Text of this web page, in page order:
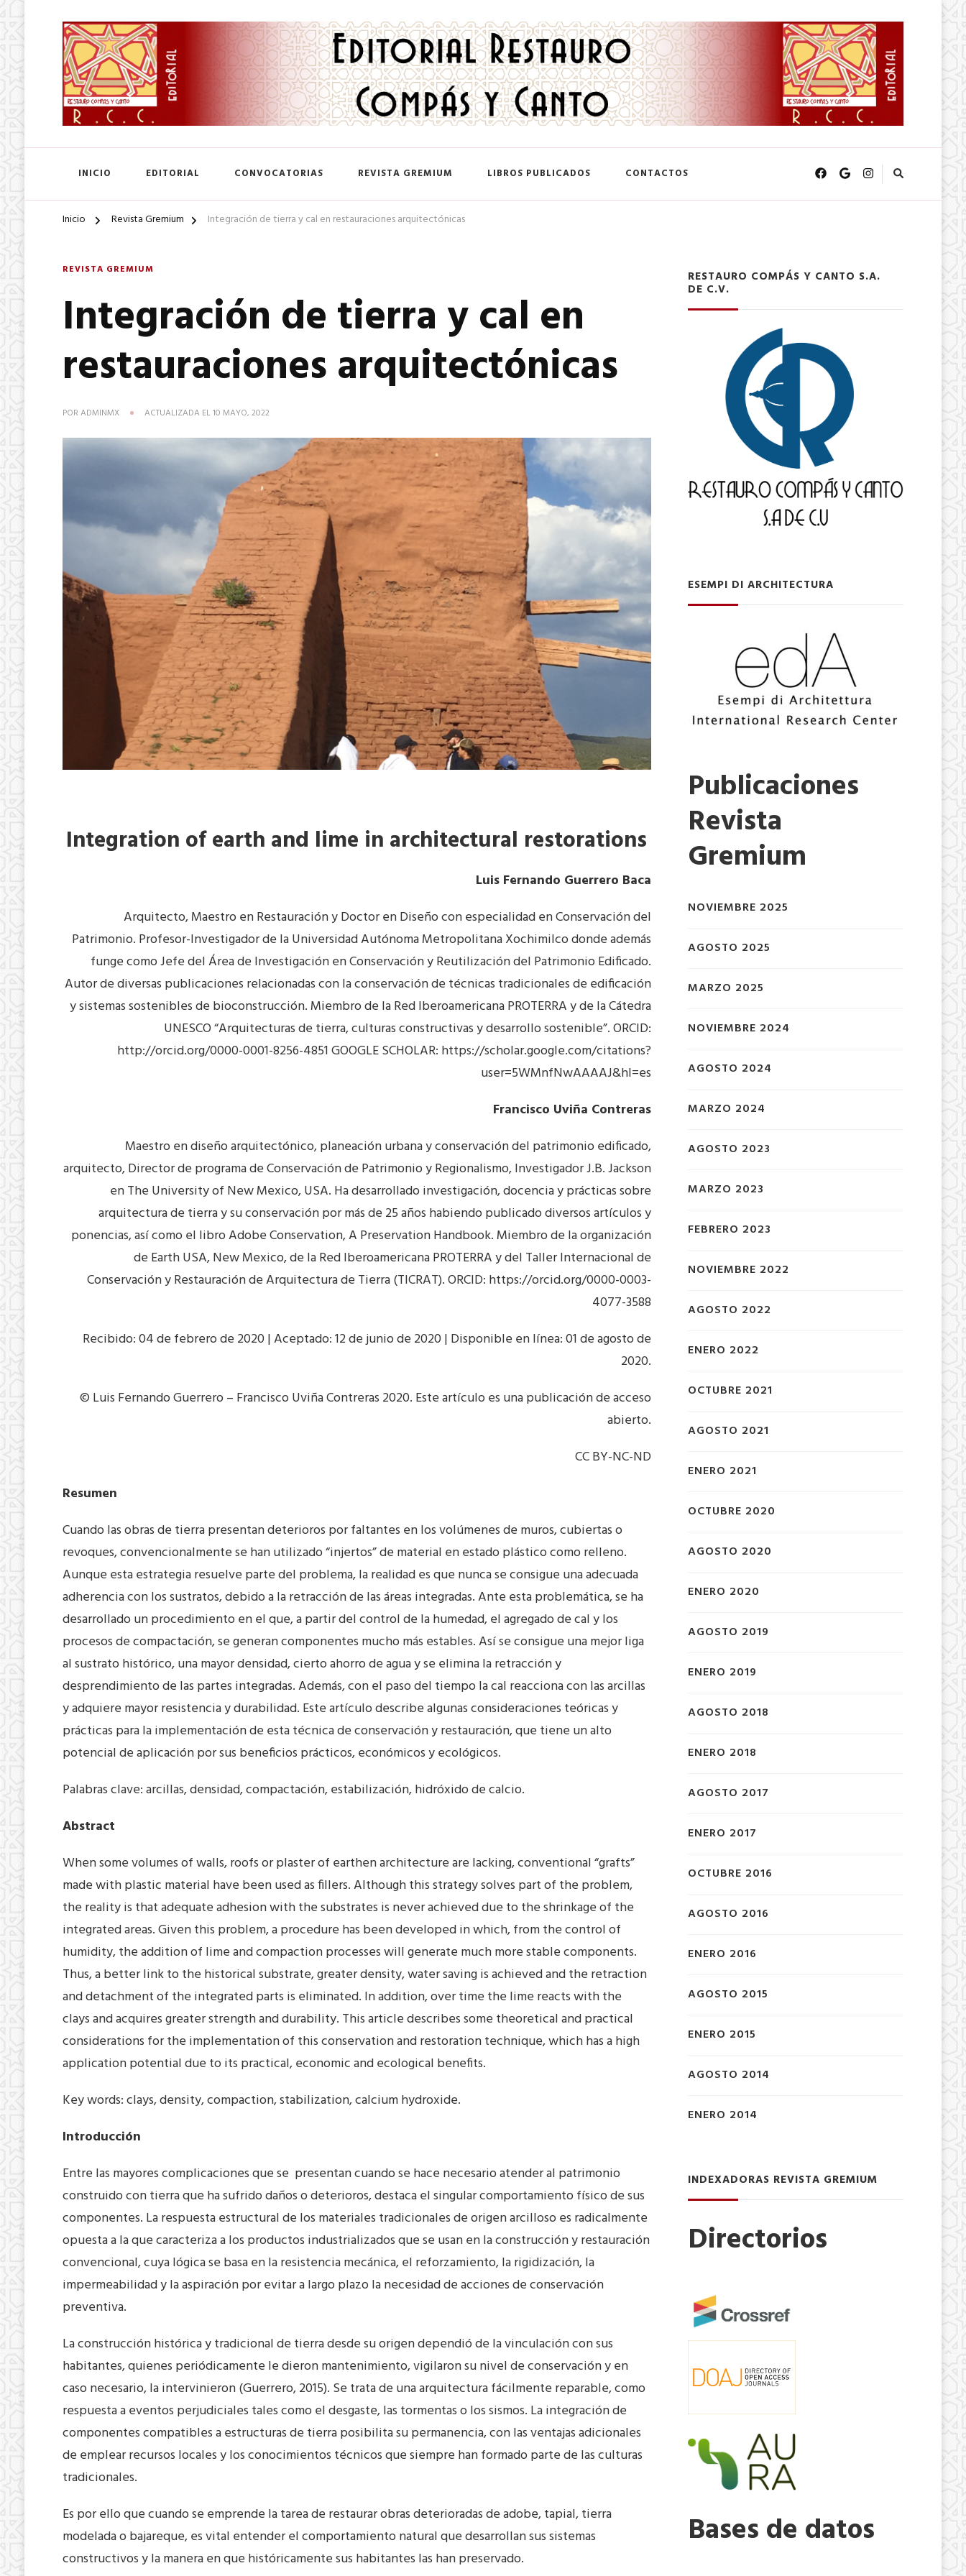
INICIO EDITORIAL CONVOCATORIAS REVISTA GREMIUM LIBROS PUBLICADOS CONTACTOS
Inicio Revista Gremium Integración de tierra y cal en restauraciones arquitectónicas
REVISTA GREMIUM
Integración de tierra y cal en
restauraciones arquitectónicas
POR ADMINMX ACTUALIZADA EL10 MAYO, 2022
Integration of earth and lime in architectural restorations
Luis Fernando Guerrero Baca
Arquitecto, Maestro en Restauración y Doctor en Diseño con especialidad en Conservación del
Patrimonio. Profesor-Investigador de la Universidad Autónoma Metropolitana Xochimilco donde además
funge como Jefe del Área de Investigación en Conservación y Reutilización del Patrimonio Edificado.
Autor de diversas publicaciones relacionadas con la conservación de técnicas tradicionales de edificación
y sistemas sostenibles de bioconstrucción. Miembro de la Red Iberoamericana PROTERRA y de la Cátedra
UNESCO “Arquitecturas de tierra, culturas constructivas y desarrollo sostenible”. ORCID:
http://orcid.org/0000-0001-8256-4851 GOOGLE SCHOLAR: https://scholar.google.com/citations?
user=5WMnfNwAAAAJ&hl=es
Francisco Uviña Contreras
Maestro en diseño arquitectónico, planeación urbana y conservación del patrimonio edificado,
arquitecto, Director de programa de Conservación de Patrimonio y Regionalismo, Investigador J.B. Jackson
en The University of New Mexico, USA. Ha desarrollado investigación, docencia y prácticas sobre
arquitectura de tierra y su conservación por más de 25 años habiendo publicado diversos artículos y
ponencias, así como el libro Adobe Conservation, A Preservation Handbook. Miembro de la organización
de Earth USA, New Mexico, de la Red Iberoamericana PROTERRA y del Taller Internacional de
Conservación y Restauración de Arquitectura de Tierra (TICRAT). ORCID: https://orcid.org/0000-0003-
4077-3588
Recibido: 04 de febrero de 2020 | Aceptado: 12 de junio de 2020 | Disponible en línea: 01 de agosto de
2020.
© Luis Fernando Guerrero – Francisco Uviña Contreras 2020. Este artículo es una publicación de acceso
abierto.
CC BY-NC-ND
Resumen
Cuando las obras de tierra presentan deterioros por faltantes en los volúmenes de muros, cubiertas o
revoques, convencionalmente se han utilizado “injertos” de material en estado plástico como relleno.
Aunque esta estrategia resuelve parte del problema, la realidad es que nunca se consigue una adecuada
adherencia con los sustratos, debido a la retracción de las áreas integradas. Ante esta problemática, se ha
desarrollado un procedimiento en el que, a partir del control de la humedad, el agregado de cal y los
procesos de compactación, se generan componentes mucho más estables. Así se consigue una mejor liga
al sustrato histórico, una mayor densidad, cierto ahorro de agua y se elimina la retracción y
desprendimiento de las partes integradas. Además, con el paso del tiempo la cal reacciona con las arcillas
y adquiere mayor resistencia y durabilidad. Este artículo describe algunas consideraciones teóricas y
prácticas para la implementación de esta técnica de conservación y restauración, que tiene un alto
potencial de aplicación por sus beneficios prácticos, económicos y ecológicos.
Palabras clave: arcillas, densidad, compactación, estabilización, hidróxido de calcio.
Abstract
When some volumes of walls, roofs or plaster of earthen architecture are lacking, conventional “grafts”
made with plastic material have been used as fillers. Although this strategy solves part of the problem,
the reality is that adequate adhesion with the substrates is never achieved due to the shrinkage of the
integrated areas. Given this problem, a procedure has been developed in which, from the control of
humidity, the addition of lime and compaction processes will generate much more stable components.
Thus, a better link to the historical substrate, greater density, water saving is achieved and the retraction
and detachment of the integrated parts is eliminated. In addition, over time the lime reacts with the
clays and acquires greater strength and durability. This article describes some theoretical and practical
considerations for the implementation of this conservation and restoration technique, which has a high
application potential due to its practical, economic and ecological benefits.
Key words: clays, density, compaction, stabilization, calcium hydroxide.
Introducción
Entre las mayores complicaciones que se presentan cuando se hace necesario atender al patrimonio
construido con tierra que ha sufrido daños o deterioros, destaca el singular comportamiento físico de sus
componentes. La respuesta estructural de los materiales tradicionales de origen arcilloso es radicalmente
opuesta a la que caracteriza a los productos industrializados que se usan en la construcción y restauración
convencional, cuya lógica se basa en la resistencia mecánica, el reforzamiento, la rigidización, la
impermeabilidad y la aspiración por evitar a largo plazo la necesidad de acciones de conservación
preventiva.
La construcción histórica y tradicional de tierra desde su origen dependió de la vinculación con sus
habitantes, quienes periódicamente le dieron mantenimiento, vigilaron su nivel de conservación y en
caso necesario, la intervinieron (Guerrero, 2015). Se trata de una arquitectura fácilmente reparable, como
respuesta a eventos perjudiciales tales como el desgaste, las tormentas o los sismos. La integración de
componentes compatibles a estructuras de tierra posibilita su permanencia, con las ventajas adicionales
de emplear recursos locales y los conocimientos técnicos que siempre han formado parte de las culturas
tradicionales.
Es por ello que cuando se emprende la tarea de restaurar obras deterioradas de adobe, tapial, tierra
modelada o bajareque, es vital entender el comportamiento natural que desarrollan sus sistemas
constructivos y la manera en que históricamente sus habitantes las han preservado.
RESTAURO COMPÁS Y CANTO S.A.
DE C.V.
ESEMPI DI ARCHITECTURA
Publicaciones
Revista
Gremium
NOVIEMBRE 2025
AGOSTO 2025
MARZO 2025
NOVIEMBRE 2024
AGOSTO 2024
MARZO 2024
AGOSTO 2023
MARZO 2023
FEBRERO 2023
NOVIEMBRE 2022
AGOSTO 2022
ENERO 2022
OCTUBRE 2021
AGOSTO 2021
ENERO 2021
OCTUBRE 2020
AGOSTO 2020
ENERO 2020
AGOSTO 2019
ENERO 2019
AGOSTO 2018
ENERO 2018
AGOSTO 2017
ENERO 2017
OCTUBRE 2016
AGOSTO 2016
ENERO 2016
AGOSTO 2015
ENERO 2015
AGOSTO 2014
ENERO 2014
INDEXADORAS REVISTA GREMIUM
Directorios
Bases de datos